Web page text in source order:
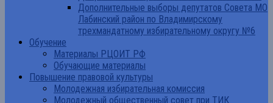
Дополнительные выборы депутатов Совета МО
Лабинский район по Владимирскому
трехмандатному избирательному округу №6
Обучение
Материалы РЦОИТ РФ
Обучающие материалы
Повышение правовой культуры
Молодежная избирательная комиссия
Молодежный общественный совет при ТИК